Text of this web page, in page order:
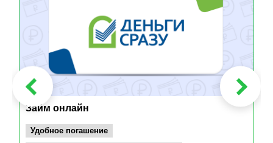
Займ онлайн
Удобное погашение